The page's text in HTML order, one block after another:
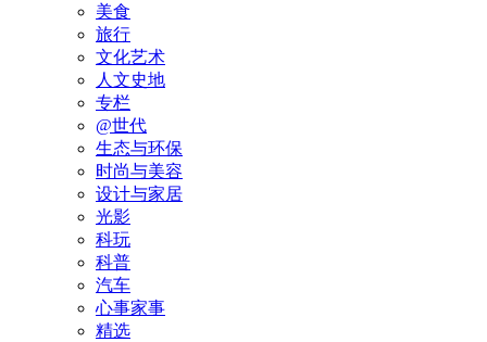
美食
旅行
文化艺术
人文史地
专栏
@世代
生态与环保
时尚与美容
设计与家居
光影
科玩
科普
汽车
心事家事
精选